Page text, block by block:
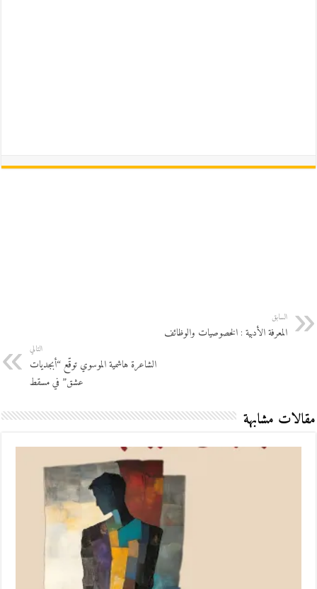
السابق
المعرفة الأدبية : الخصوصيات والوظائف
التالي
الشاعرة هاشمية الموسوي توقّع “أبجديات
عشق” في مسقط
مقالات مشابهة